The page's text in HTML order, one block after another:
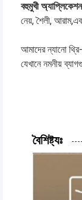
বহুমুখী
নেয়, শৈলী,
আমাদের ন্যানো
যেখানে নমনীয়
বৈশিষ্ট্যঃ